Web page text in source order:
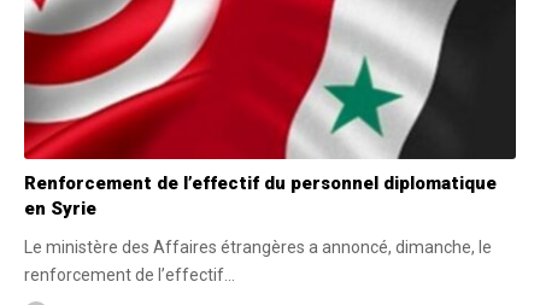
Renforcement de l’effectif du personnel diplomatique
en Syrie
Le ministère des Affaires étrangères a annoncé, dimanche, le
renforcement de l’effectif